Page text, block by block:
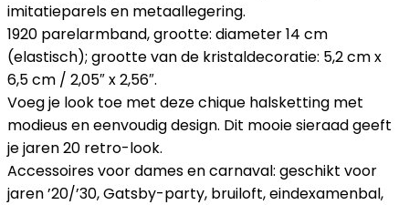
imitatieparels en metaallegering.
1920 parelarmband, grootte: diameter 14 cm
(elastisch); grootte van de kristaldecoratie: 5,2 cm x
6,5 cm / 2,05″ x 2,56″.
Voeg je look toe met deze chique halsketting met
modieus en eenvoudig design. Dit mooie sieraad geeft
je jaren 20 retro-look.
Accessoires voor dames en carnaval: geschikt voor
jaren ’20/’30, Gatsby-party, bruiloft, eindexamenbal,